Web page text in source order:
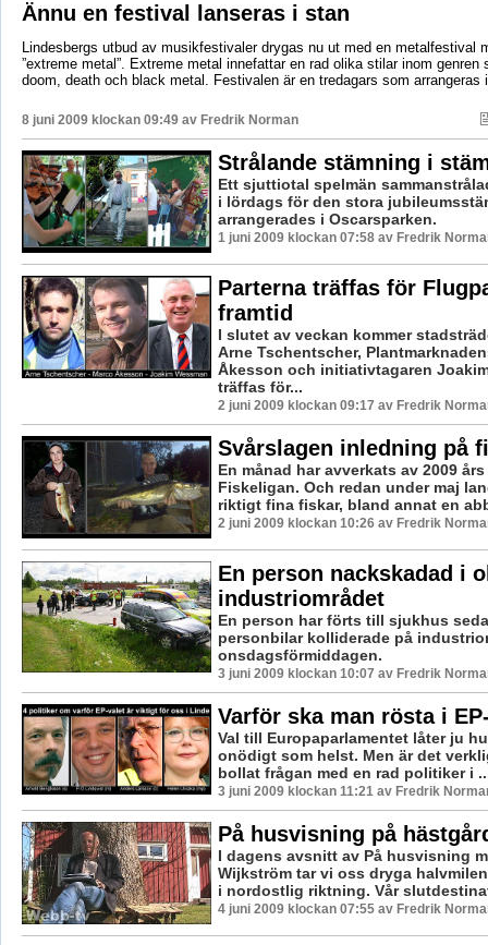
Ännu en festival lanseras i stan
Lindesbergs utbud av musikfestivaler drygas nu ut med en metalfestival
”extreme metal”. Extreme metal innefattar en rad olika stilar inom genren
doom, death och black metal. Festivalen är en tredagars som arrangeras
8 juni 2009 klockan 09:49 av Fredrik Norman
Strålande stämning i
Ett sjuttiotal spelmän
i lördags för den stora
arrangerades i Oscarsparken.
1 juni 2009 klockan 07:58 av Fredrik
Parterna träffas för
framtid
I slutet av veckan kommer
Arne Tschentscher,
Åkesson och initiativtagaren
träffas för...
2 juni 2009 klockan 09:17 av Fredrik
Svårslagen inledning på
En månad har avverkats av 2009
Fiskeligan. Och redan under maj
riktigt fina fiskar, bland annat en
2 juni 2009 klockan 10:26 av Fredrik
En person nackskadad i
industriområdet
En person har förts till sjukhus
personbilar kolliderade på
onsdagsförmiddagen.
3 juni 2009 klockan 10:07 av Fredrik
Varför ska man rösta i
Val till Europaparlamentet låter ju
onödigt som helst. Men är det
bollat frågan med en rad politiker i
3 juni 2009 klockan 11:21 av Fredrik
På husvisning på
I dagens avsnitt av På husvisning
Wijkström tar vi oss dryga
i nordostlig riktning. Vår
4 juni 2009 klockan 07:55 av Fredrik